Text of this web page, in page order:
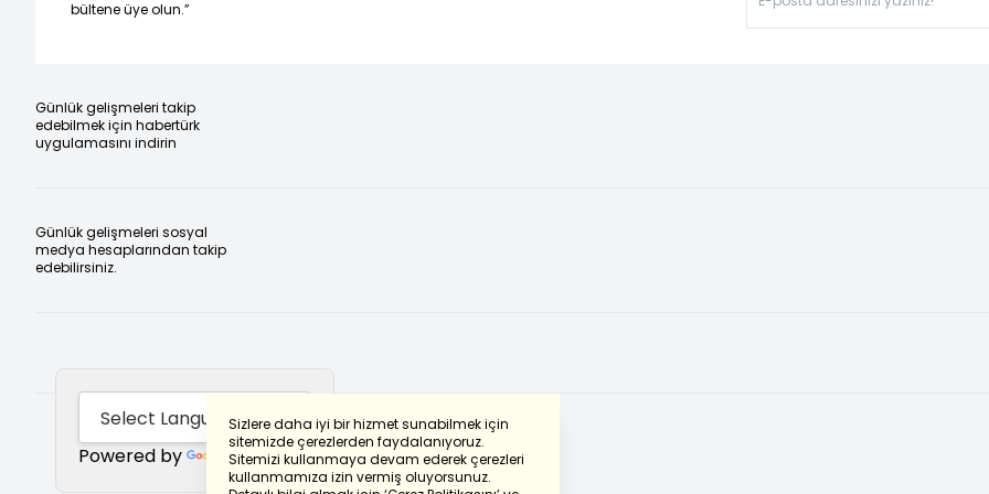
Sizlere daha iyi bir hizmet sunabilmek için
sitemizde çerezlerden faydalanıyoruz.
Sitemizi kullanmaya devam ederek çerezleri
kullanmamıza izin vermiş oluyorsunuz.
bültene üye olun.”
Günlük gelişmeleri takip
edebilmek için habertürk
uygulamasını indirin
Günlük gelişmeleri sosyal
medya hesaplarından takip
edebilirsiniz.
Powered by Translate